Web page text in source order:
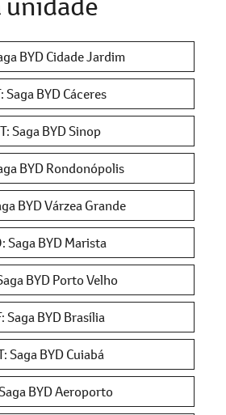
BYD Cidade Jardim
Saga BYD Cáceres
Saga BYD Sinop
BYD Rondonópolis
BYD Várzea Grande
Saga BYD Marista
BYD Porto Velho
Saga BYD Brasília
Saga BYD Cuiabá
BYD Aeroporto